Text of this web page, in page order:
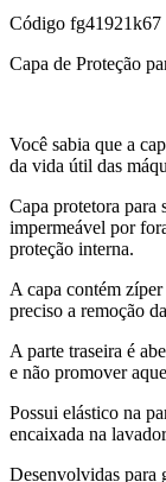
Código fg41921k67
Capa de Proteção
Você sabia que a
da vida útil das
Capa protetora para
impermeável por
proteção interna.
A capa contém
preciso a remoção
A parte traseira é
e não promover
Possui elástico na
encaixada na
Desenvolvidas para